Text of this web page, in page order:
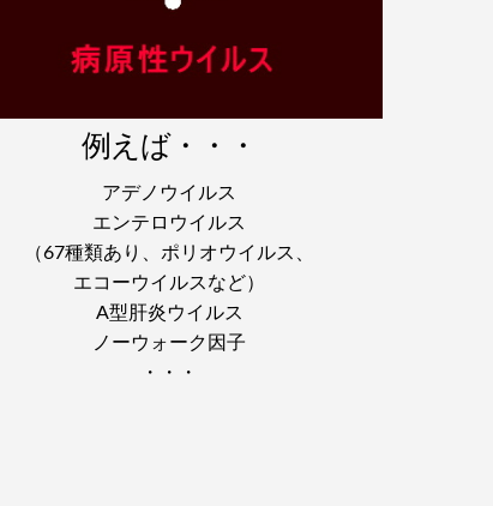
例えば・・・
アデノウイルス
エンテロウイルス
（67種類あり、ポリオウイルス、
エコーウイルスなど）
A型肝炎ウイルス
ノーウォーク因子
・・・